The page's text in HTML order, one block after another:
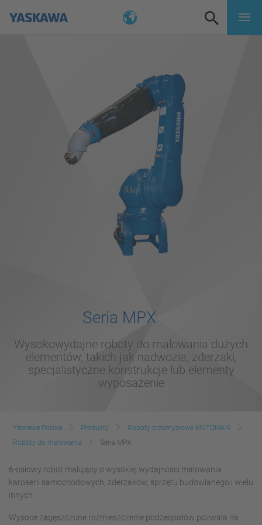
Seria MPX
Wysokowydajne roboty do malowania dużych
elementów, takich jak nadwozia, zderzaki,
specjalistyczne konstrukcje lub elementy
wyposażenie
Yaskawa Polska Produkty
Roboty przemysłowe MOTOMAN
Roboty do malowania
Seria MPX
6-osiowy robot malujący o wysokiej wydajności malowania
karoserii samochodowych, zderzaków, sprzętu budowlanego i wielu
innych.
Wysoce zagęszczone rozmieszczenie podzespołów pozwala na